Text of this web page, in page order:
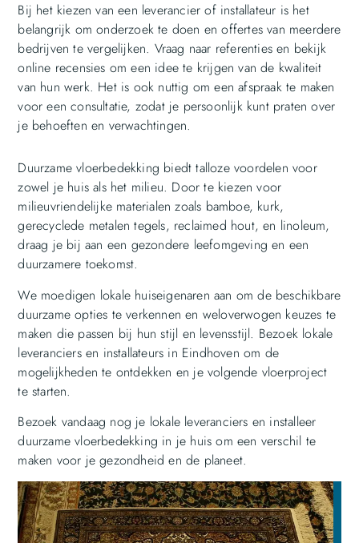
Bij het kiezen van een leverancier of installateur is het
belangrijk om onderzoek te doen en offertes van meerdere
bedrijven te vergelijken. Vraag naar referenties en bekijk
online recensies om een idee te krijgen van de kwaliteit
van hun werk. Het is ook nuttig om een afspraak te maken
voor een consultatie, zodat je persoonlijk kunt praten over
je behoeften en verwachtingen.
Duurzame vloerbedekking biedt talloze voordelen voor
zowel je huis als het milieu. Door te kiezen voor
milieuvriendelijke materialen zoals bamboe, kurk,
gerecyclede metalen tegels, reclaimed hout, en linoleum,
draag je bij aan een gezondere leefomgeving en een
duurzamere toekomst.
We moedigen lokale huiseigenaren aan om de beschikbare
duurzame opties te verkennen en weloverwogen keuzes te
maken die passen bij hun stijl en levensstijl. Bezoek lokale
leveranciers en installateurs in Eindhoven om de
mogelijkheden te ontdekken en je volgende vloerproject
te starten.
Bezoek vandaag nog je lokale leveranciers en installeer
duurzame vloerbedekking in je huis om een verschil te
maken voor je gezondheid en de planeet.